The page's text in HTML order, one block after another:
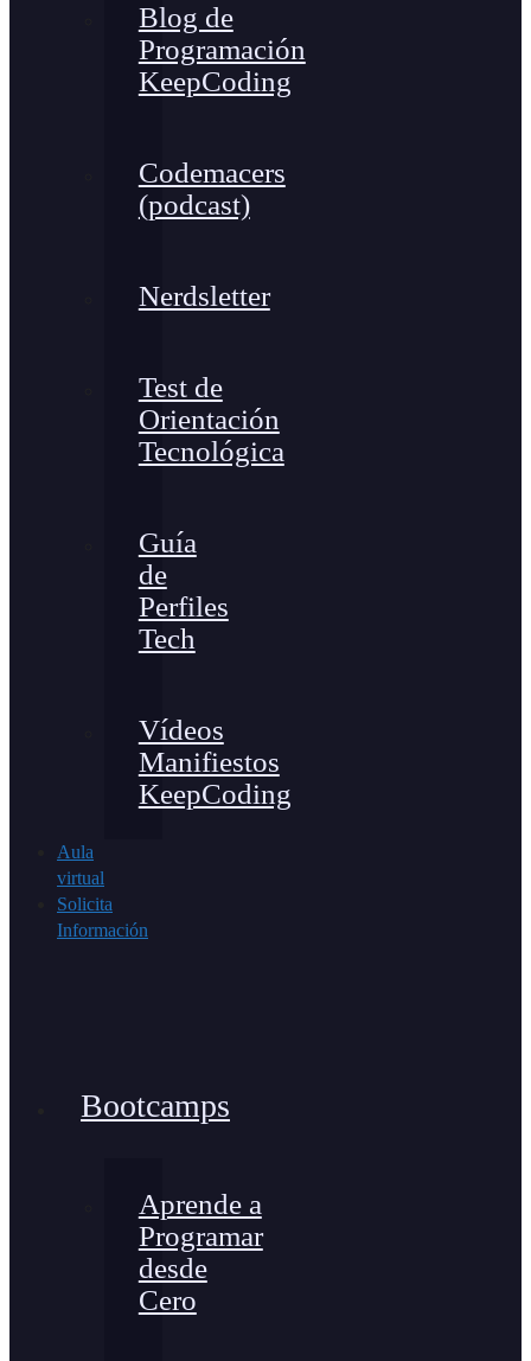
Blog de
Programación
KeepCoding
Codemacers
(podcast)
Nerdsletter
Test de
Orientación
Tecnológica
Guía
de
Perfiles
Tech
Vídeos
Manifiestos
KeepCoding
Aula
virtual
Solicita
Información
Bootcamps
Aprende a
Programar
desde
Cero